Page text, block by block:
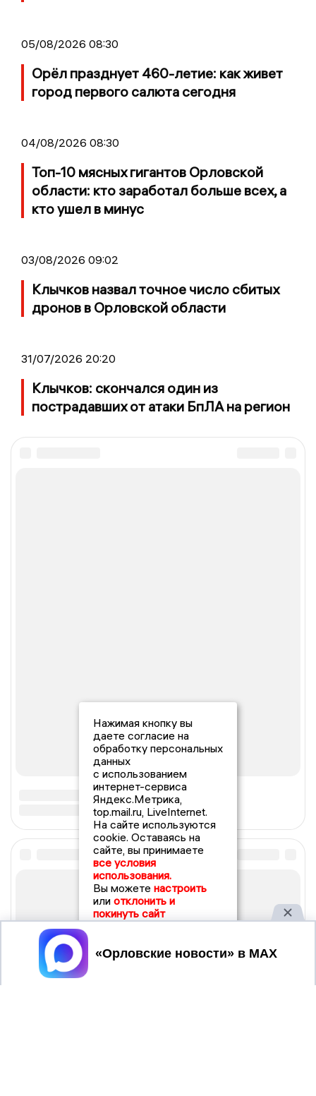
05/08/2026 08:30
Орёл празднует 460-летие: как живет
город первого салюта сегодня
04/08/2026 08:30
Топ-10 мясных гигантов Орловской
области: кто заработал больше всех, а
кто ушел в минус
03/08/2026 09:02
Клычков назвал точное число сбитых
дронов в Орловской области
31/07/2026 20:20
Клычков: скончался один из
пострадавших от атаки БпЛА на регион
Нажимая кнопку вы
даете согласие на
обработку персональных
данных
с использованием
интернет-сервиса
Яндекс.Метрика,
top.mail.ru, LiveInternet.
На сайте используются
cookie. Оставаясь на
сайте, вы принимаете
все условия
использования.
Вы можете настроить
или отклонить и
покинуть сайт
Принять